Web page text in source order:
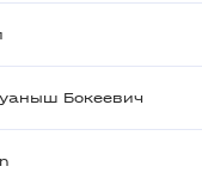
Бокеевич